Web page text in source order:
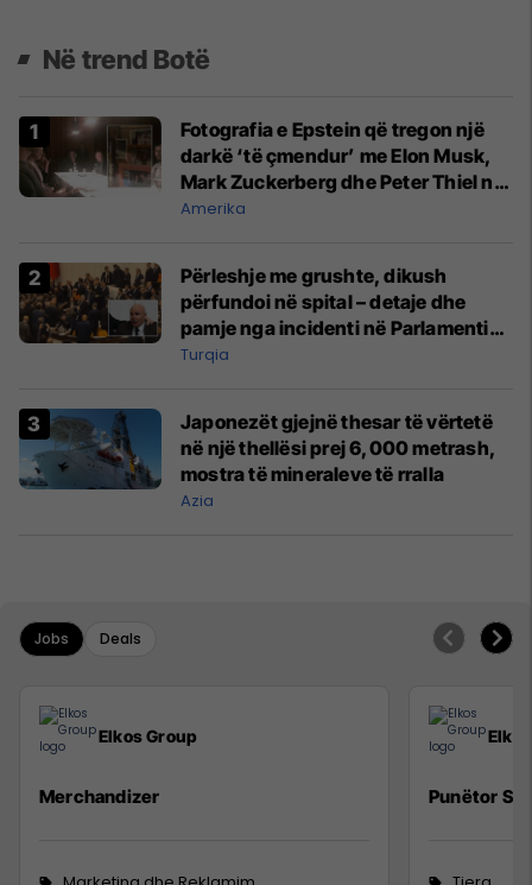
Në trend Botë
Fotografia e Epstein që tregon një
darkë ‘të çmendur’ me Elon Musk,
Mark Zuckerberg dhe Peter Thiel në
vitin 2015
Amerika
Përleshje me grushte, dikush
përfundoi në spital – detaje dhe
pamje nga incidenti në Parlamentin
e Turqisë
Turqia
Japonezët gjejnë thesar të vërtetë
në një thellësi prej 6,000 metrash,
mostra të mineraleve të rralla
Azia
Jobs Deals
Elkos Group
Merchandizer Punëtor